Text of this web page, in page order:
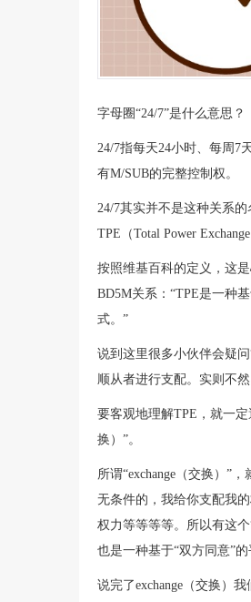
字母圈“24/7”是什么意思？
24/7指每天24小时、每周7
有M/SUB的完整控制权。
24/7其实并不是这种关系
TPE（Total Power
按照维基百科的定义，这
BD5M关系：“TPE是一种
式。”
说到这里很多小伙伴会疑
顺从者进行支配。实则不然
要客观地理解TPE，就一
换）”。
所谓“exchange（交换）”
无条件的，我给你支配我
权力等等等等。所以有这
也是一种基于“双方同意”的
说完了exchange（交换）